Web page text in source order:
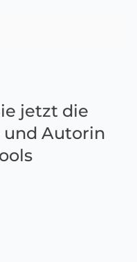
jetzt die
und Autorin